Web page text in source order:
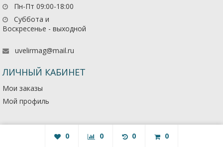
Пн-Пт 09:00-18:00
Суббота и
Воскресенье - выходной
uvelirmag@mail.ru
ЛИЧНЫЙ КАБИНЕТ
Мои заказы
Мой профиль
0 0 0 0